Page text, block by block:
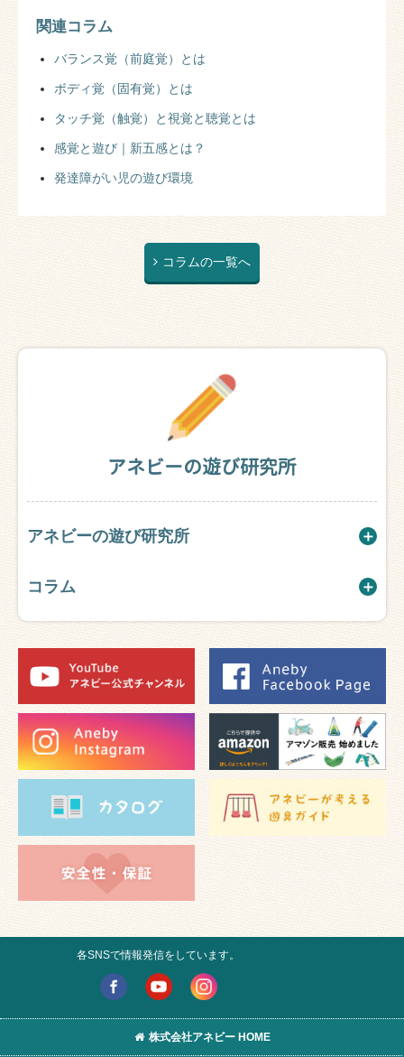
関連コラム
バランス覚（前庭覚）とは
ボディ覚（固有覚）とは
タッチ覚（触覚）と視覚と聴覚とは
感覚と遊び｜新五感とは？
発達障がい児の遊び環境
コラムの一覧へ
アネビーの遊び研究所
アネビーの遊び研究所
コラム
株式会社アネビー HOME
各SNSで情報発信をしています。